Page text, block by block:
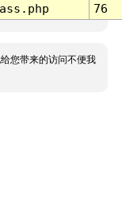
76
您带来的访问不便我